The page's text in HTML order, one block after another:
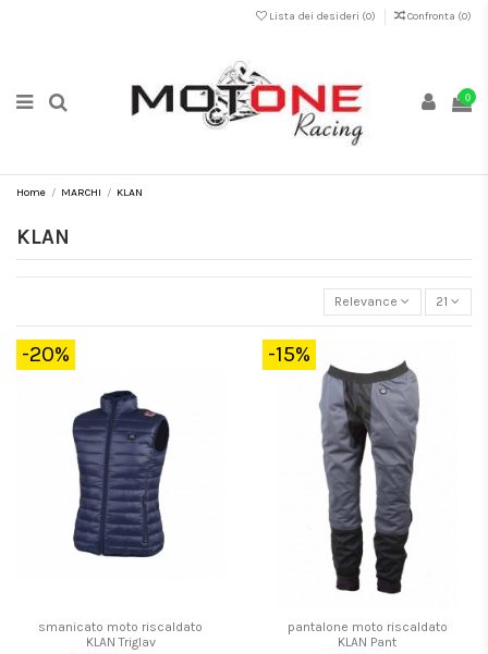
Lista dei desideri (0) Confronta (0)
0
Home MARCHI KLAN
KLAN
Relevance 21
-20%
smanicato moto riscaldato
KLAN Triglav
-15%
pantalone moto riscaldato
KLAN Pant